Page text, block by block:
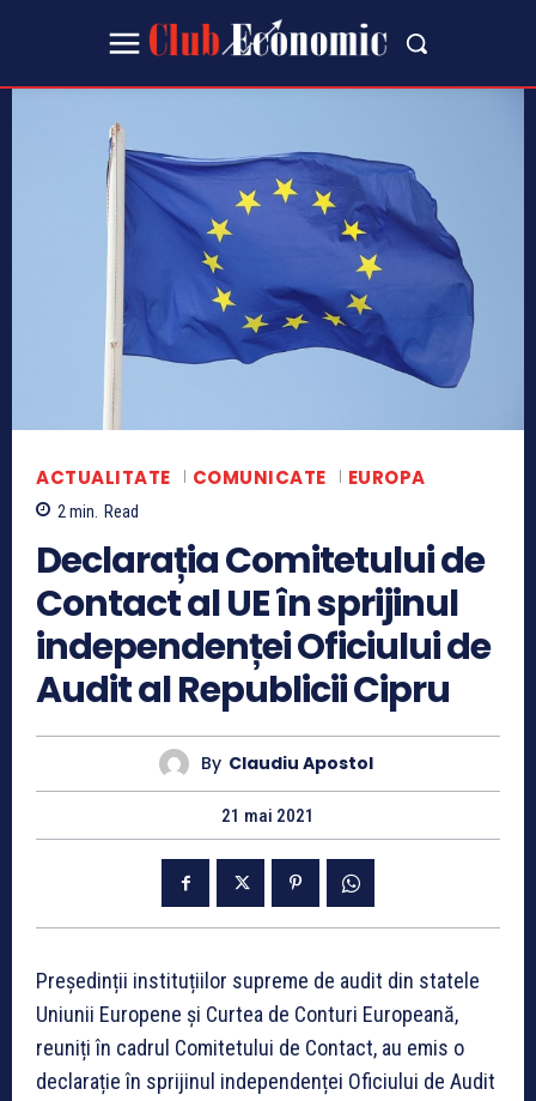
ACTUALITATE COMUNICATE EUROPA
2 min. Read
Declarația Comitetului de
Contact al UE în sprijinul
independenței Oficiului de
Audit al Republicii Cipru
By Claudiu Apostol
21 mai 2021
Președinții instituțiilor supreme de audit din statele
Uniunii Europene și Curtea de Conturi Europeană,
reuniți în cadrul Comitetului de Contact, au emis o
declarație în sprijinul independenței Oficiului de Audit